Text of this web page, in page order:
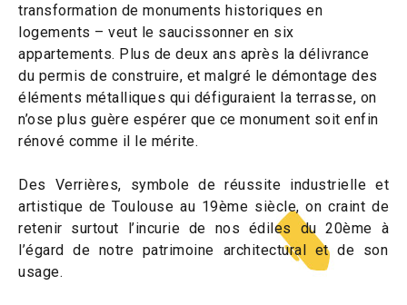
transformation de monuments historiques en
logements – veut le saucissonner en six
appartements. Plus de deux ans après la délivrance
du permis de construire, et malgré le démontage des
éléments métalliques qui défiguraient la terrasse, on
n’ose plus guère espérer que ce monument soit enfin
rénové comme il le mérite.
Des Verrières, symbole de réussite industrielle et
artistique de Toulouse au 19ème siècle, on craint de
retenir surtout l’incurie de nos édiles du 20ème à
l’égard de notre patrimoine architectural et de son
usage.